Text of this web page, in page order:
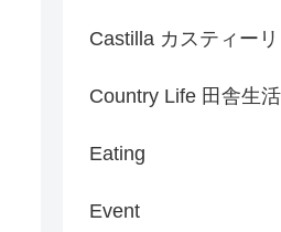
Castilla カスティーリ
Country Life 田舎生活
Eating
Event